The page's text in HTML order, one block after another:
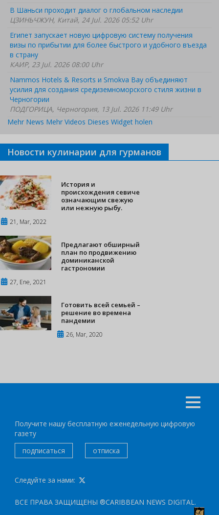
В Шаньси проходит диалог о глобальном наследии
ЦЗИНЬЧЖУН, Китай, 24 Jul. 2026 05:52 Uhr
Египет запускает новую цифровую систему получения
визы по прибытии для более быстрого и удобного въезда
в страну
КАИР, 23 Jul. 2026 08:00 Uhr
Nammos Hotels & Resorts и Smokva Bay объединяют
усилия для создания средиземноморского стиля жизни в
Черногории
ПОДГОРИЦА, Черногория, 13 Jul. 2026 11:49 Uhr
Mehr News Mehr Videos Dieses Widget holen
Новости кулинарии для гурманов
История и
происхождения севиче
означающим свежую
или нежную рыбу.
21, Mar, 2022
Предлагают обширный
план по продвижению
доминиканской
гастрономии
27, Ene, 2021
Готовить всей семьей –
решение во времена
пандемии
26, Mar, 2020
Получите нашу бесплатную еженедельную цифровую
газету
подписаться
отписка
Следуйте за нами:
ВСЕ ПРАВА ЗАЩИЩЕНЫ ®CARIBBEAN NEWS DIGITAL.